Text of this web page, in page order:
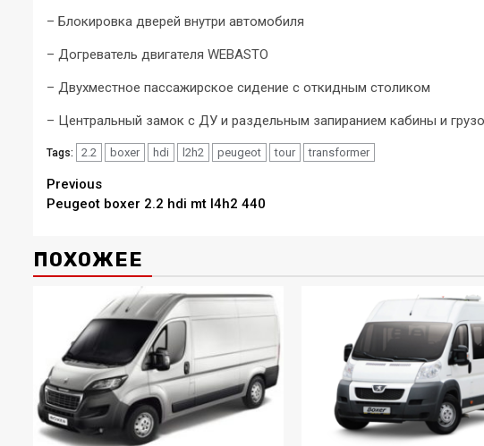
– Блокировка дверей внутри автомобиля
– Догреватель двигателя WEBASTO
– Двухместное пассажирское сидение с откидным столиком
– Центральный замок с ДУ и раздельным запиранием кабины и
Tags: 2.2 boxer hdi l2h2 peugeot tour transformer
Continue
Reading
Previous
Peugeot boxer 2.2 hdi mt l4h2 440
ПОХОЖЕЕ